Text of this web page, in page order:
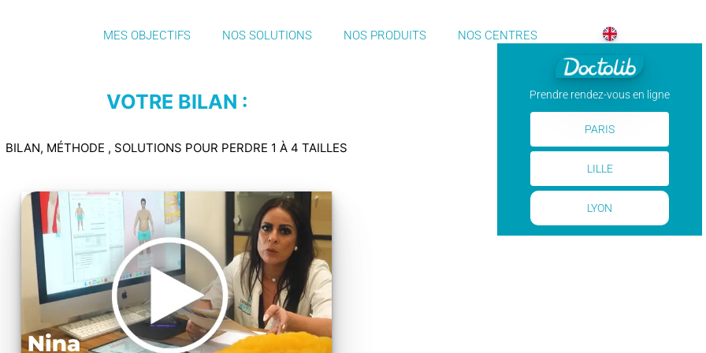
MES OBJECTIFS NOS SOLUTIONS NOS PRODUITS NOS CENTRES
Prendre rendez-vous en ligne
PARIS
LILLE
LYON
VOTRE BILAN :
BILAN, MÉTHODE , SOLUTIONS POUR PERDRE 1 À 4 TAILLES